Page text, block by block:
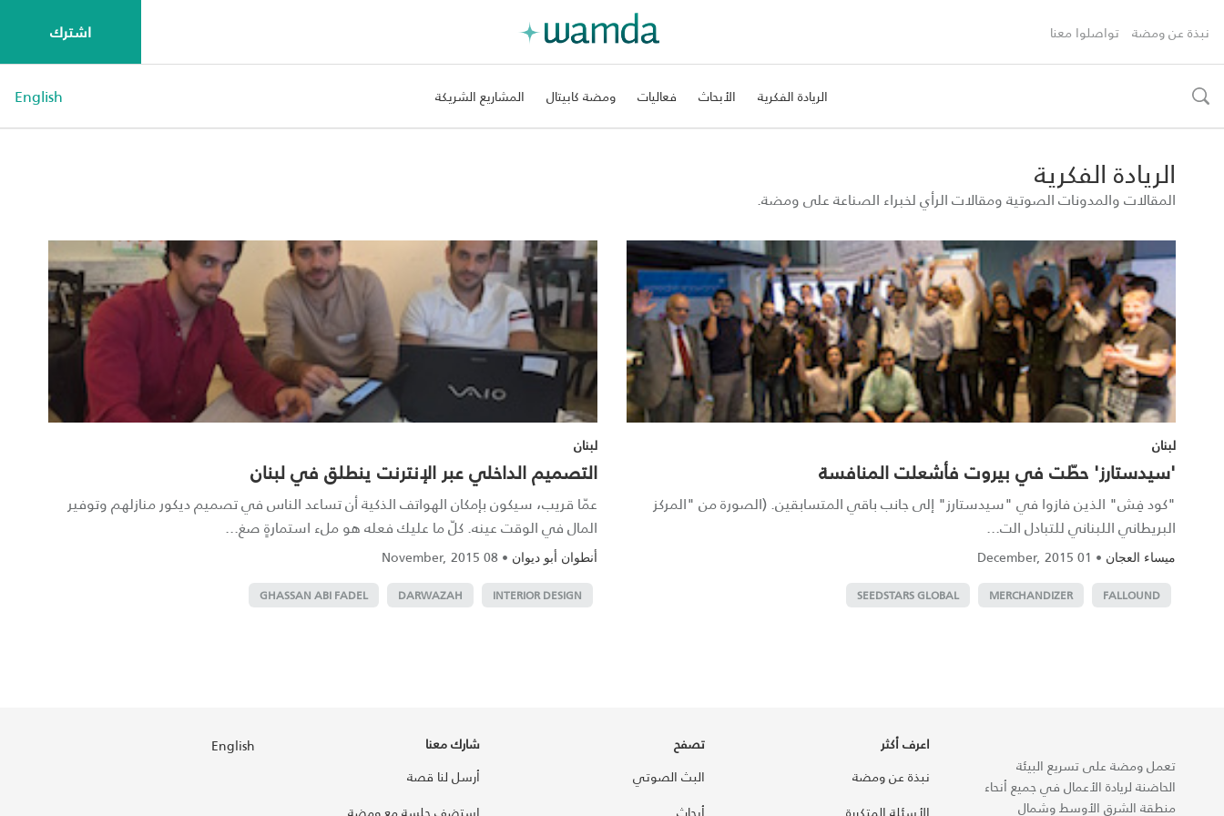
نبذة عن ومضة تواصلوا معنا اشترك
toggle
الريادة الفكرية الأبحاث فعاليات ومضة كابيتال المشاريع الشريكة English
الريادة الفكرية
المقالات والمدونات الصوتية ومقالات الرأي لخبراء الصناعة على ومضة.
لبنان
'سيدستارز' حطّت في بيروت فأشعلت المنافسة
"كود فِش" الذين فازوا في "سيدستارز" إلى جانب باقي المتسابقين. (الصورة من "المركز
البريطاني اللبناني للتبادل الت...
ميساء العجان •
01 December, 2015
FALLOUND
MERCHANDIZER
SEEDSTARS GLOBAL
لبنان
التصميم الداخلي عبر الإنترنت ينطلق في لبنان
عمّا قريب، سيكون بإمكان الهواتف الذكية أن تساعد الناس في تصميم ديكور منازلهم وتوفير
المال في الوقت عينه. كلّ ما عليك فعله هو ملء استمارةٍ صغ...
أنطوان أبو ديوان •
08 November, 2015
INTERIOR DESIGN
DARWAZAH
GHASSAN ABI FADEL
تعمل ومضة على تسريع البيئة
الحاضنة لريادة الأعمال في جميع أنحاء
منطقة الشرق الأوسط وشمال
اعرف أكثر
نبذة عن ومضة
تصفح
البث الصوتي
شارك معنا
أرسل لنا قصة
English